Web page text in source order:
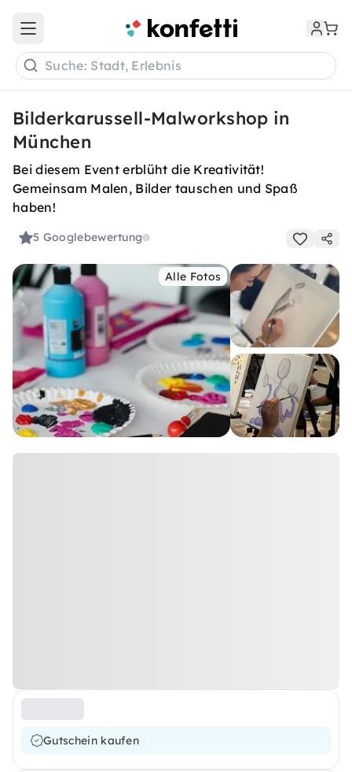
Open main menu
Suche: Stadt, Erlebnis
Bilderkarussell-Malworkshop in
München
Bei diesem Event erblüht die Kreativität!
Gemeinsam Malen, Bilder tauschen und Spaß
haben!
5 Googlebewertung
Alle Fotos
Gutschein kaufen